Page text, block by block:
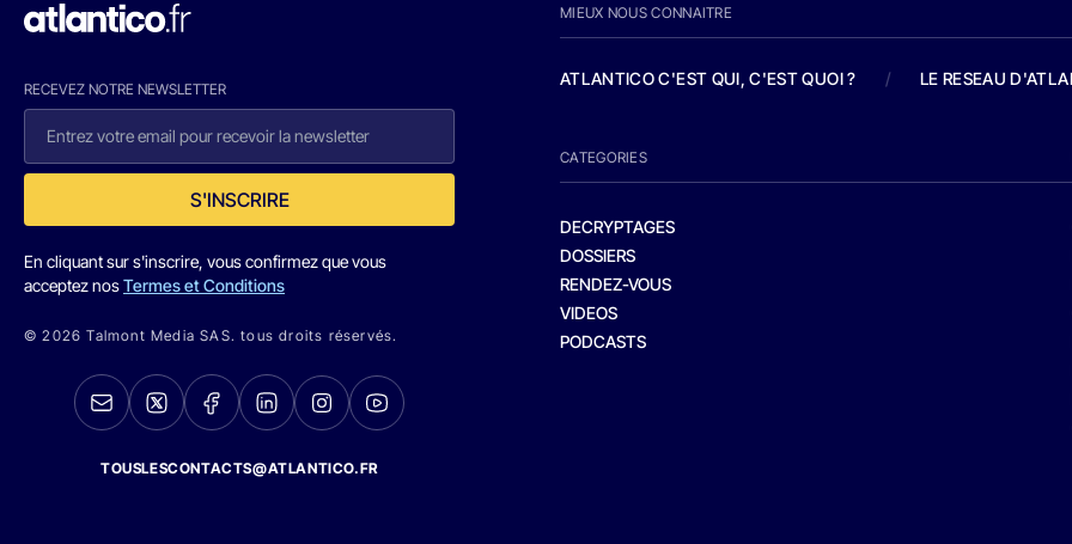
RECEVEZ NOTRE NEWSLETTER
S'INSCRIRE
En cliquant sur s'inscrire, vous confirmez que vous
acceptez nosTermes et Conditions
© 2026 Talmont Media SAS. tous droits réservés.
TOUSLESCONTACTS@ATLANTICO.FR
MIEUX NOUS CONNAITRE
ATLANTICO C'EST QUI, C'EST QUOI ? / LE RESEAU
CATEGORIES
DECRYPTAGES
DOSSIERS
RENDEZ-VOUS
VIDEOS
PODCASTS